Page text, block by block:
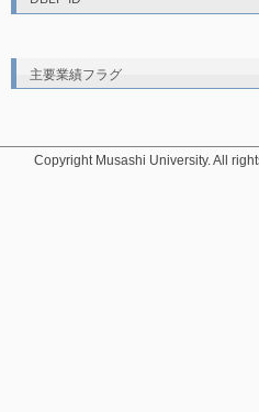
主要業績フラグ